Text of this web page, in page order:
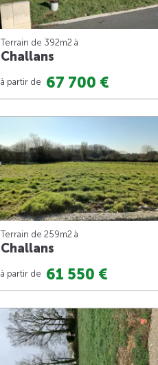
Terrain de 392m2 à
Challans
à partir de 67 700 €
Terrain de 259m2 à
Challans
à partir de 61 550 €